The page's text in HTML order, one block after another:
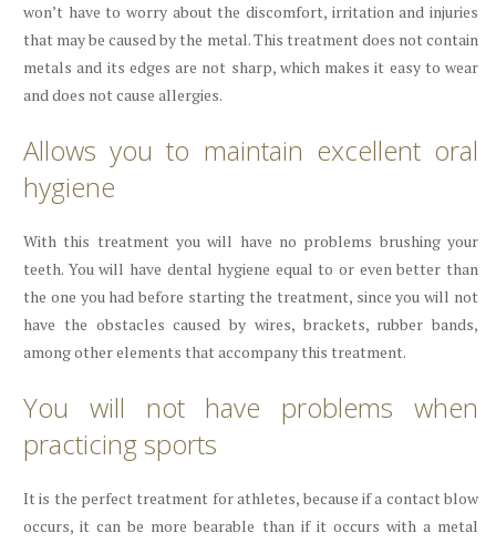
won’t have to worry about the discomfort, irritation and injuries
that may be caused by the metal. This treatment does not contain
metals and its edges are not sharp, which makes it easy to wear
and does not cause allergies.
Allows you to maintain excellent oral
hygiene
With this treatment you will have no problems brushing your
teeth. You will have dental hygiene equal to or even better than
the one you had before starting the treatment, since you will not
have the obstacles caused by wires, brackets, rubber bands,
among other elements that accompany this treatment.
You will not have problems when
practicing sports
It is the perfect treatment for athletes, because if a contact blow
occurs, it can be more bearable than if it occurs with a metal